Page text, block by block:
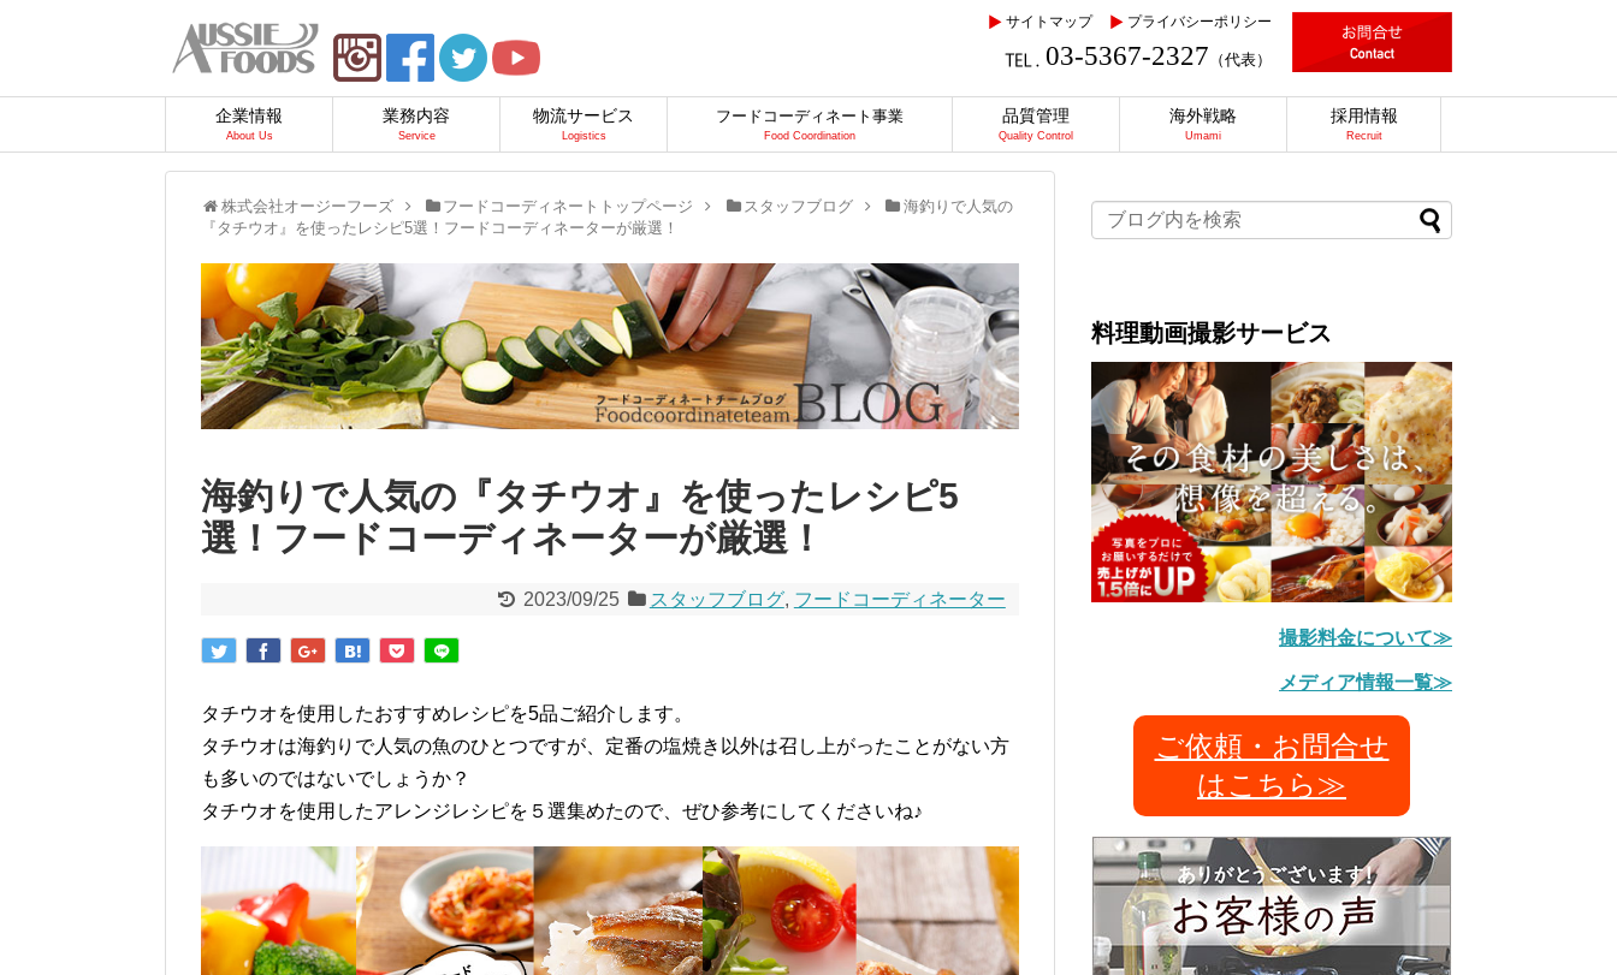
サイトマップ プライバシーポリシー
03-5367-2327 （代表）
企業情報
About Us
業務内容
Service
物流サービス
Logistics
フードコーディネート事業
Food Coordination
品質管理
Quality Control
海外戦略
Umami
採用情報
Recruit
株式会社オージーフーズ フードコーディネートトップページ スタッフブログ
海釣りで人気の
『タチウオ』を使ったレシピ5選！フードコーディネーターが厳選！
海釣りで人気の『タチウオ』を使ったレシピ5
選！フードコーディネーターが厳選！
2023/09/25 スタッフブログ, フードコーディネーター
タチウオを使用したおすすめレシピを5品ご紹介します。
タチウオは海釣りで人気の魚のひとつですが、定番の塩焼き以外は召し上がったことがない方
も多いのではないでしょうか？
タチウオを使用したアレンジレシピを５選集めたので、ぜひ参考にしてくださいね♪
料理動画撮影サービス
撮影料金について≫
メディア情報一覧≫
ご依頼・お問合せ
はこちら≫